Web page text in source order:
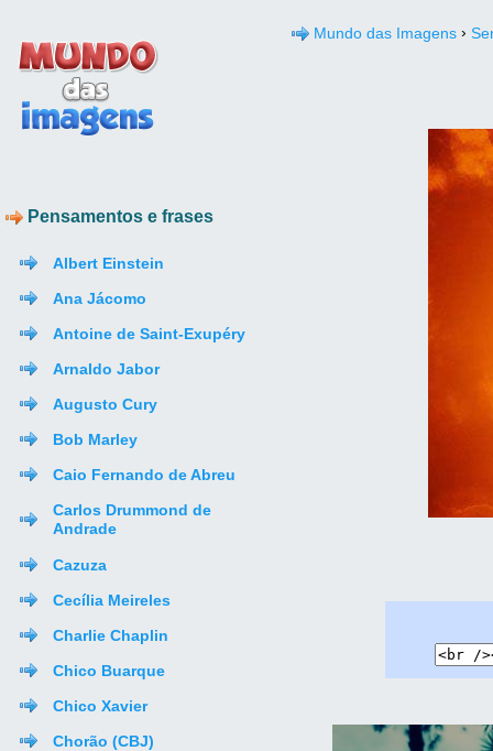
Pensamentos e frases
Albert Einstein
Ana Jácomo
Antoine de Saint-Exupéry
Arnaldo Jabor
Augusto Cury
Bob Marley
Caio Fernando de Abreu
Carlos Drummond de
Andrade
Cazuza
Cecília Meireles
Charlie Chaplin
Chico Buarque
Chico Xavier
Chorão (CBJ)
Mundo das Imagens ›